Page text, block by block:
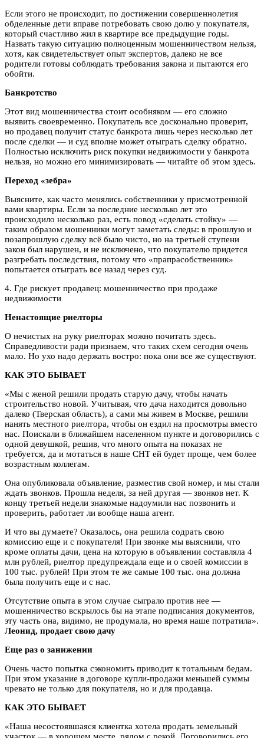
Если этого не происходит, по достижении совершеннолетия
обделенные дети вправе потребовать свою долю у покупателя,
который счастливо жил в квартире все предыдущие годы.
Назвать такую ситуацию полноценным мошенничеством нельзя,
хотя, как свидетельствует опыт экспертов, далеко не все
родители готовы соблюдать требования закона и пытаются его
обойти.
Банкротство
Этот вид мошенничества стоит особняком — его сложно
выявить своевременно. Покупатель все досконально проверит,
но продавец получит статус банкрота лишь через несколько лет
после сделки — и суд вполне может отыграть сделку обратно.
Полностью исключить риск покупки недвижимости у банкрота
нельзя, но можно его минимизировать — читайте об этом здесь.
Переход «зебра»
Выясните, как часто менялись собственники у присмотренной
вами квартиры. Если за последние несколько лет это
происходило несколько раз, есть повод «сделать стойку» —
таким образом мошенники могут заметать следы: в прошлую и
позапрошлую сделку всё было чисто, но на третьей ступени
закон был нарушен, и не исключено, что покупателю придется
разгребать последствия, потому что «прапрасобственник»
попытается отыграть все назад через суд.
4. Где рискует продавец: мошенничество при продаже
недвижимости
Ненастоящие риелторы
О нечистых на руку риелторах можно почитать здесь.
Справедливости ради признаем, что таких схем сегодня очень
мало. Но ухо надо держать востро: пока они все же существуют.
КАК ЭТО БЫВАЕТ
«Мы с женой решили продать старую дачу, чтобы начать
строительство новой. Учитывая, что дача находится довольно
далеко (Тверская область), а сами мы живем в Москве, решили
нанять местного риелтора, чтобы он ездил на просмотры вместо
нас. Поискали в ближайшем населенном пункте и договорились с
одной девушкой, решив, что много опыта на показах не
требуется, да и мотаться в наше СНТ ей будет проще, чем более
возрастным коллегам.
Она опубликовала объявление, разместив свой номер, и мы стали
ждать звонков. Прошла неделя, за ней другая — звонков нет. К
концу третьей недели знакомые надоумили нас позвонить и
проверить, работает ли вообще наша агент.
И что вы думаете? Оказалось, она решила содрать свою
комиссию еще и с покупателя! При звонке мы выяснили, что
кроме оплаты дачи, цена на которую в объявлении составляла 4
млн рублей, риелтор предупреждала еще и о своей комиссии в
100 тыс. рублей! При этом те же самые 100 тыс. она должна
была получить еще и с нас.
Отсутствие опыта в этом случае сыграло против нее —
мошенничество вскрылось бы на этапе подписания документов,
эту часть она, видимо, не продумала, но время наше потратила».
Леонид, продает свою дачу
Еще раз о занижении
Очень часто попытка сэкономить приводит к тотальным бедам.
При этом указание в договоре купли-продажи меньшей суммы
чревато не только для покупателя, но и для продавца.
КАК ЭТО БЫВАЕТ
«Наша несостоявшаяся клиентка хотела продать земельный
участок — в хорошем месте, рядом с рекой. Договорились его